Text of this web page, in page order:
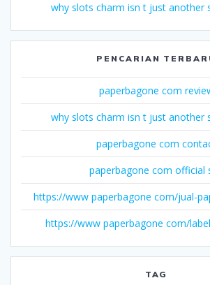
why slots charm isn t just another
PENCARIAN
paperbagone com
why slots charm isn t just another
paperbagone com
paperbagone com official
https://www paperbagone com/jual-
https://www paperbagone com/
TAG